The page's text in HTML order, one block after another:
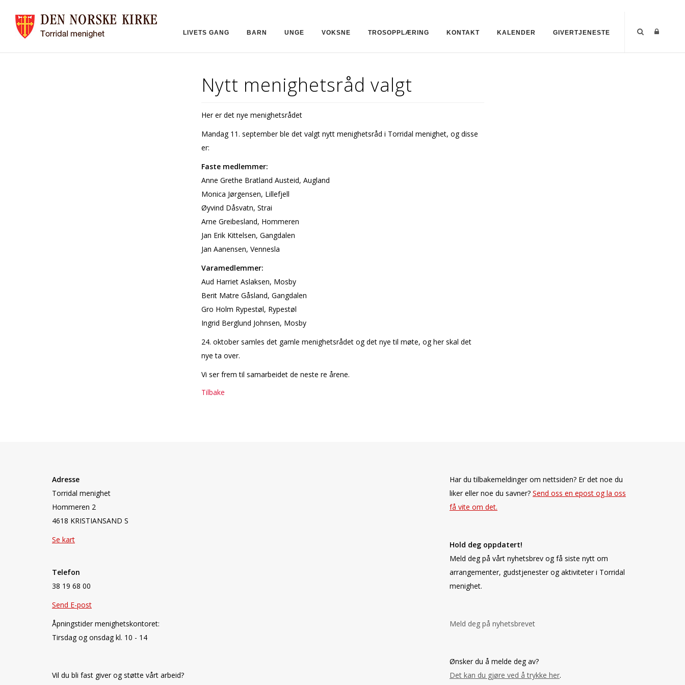
LIVETS GANG BARN UNGE VOKSNE TROSOPPLÆRING KONTAKT KALENDER GIVERTJENESTE
Nytt menighetsråd valgt
Her er det nye menighetsrådet
Mandag 11. september ble det valgt nytt menighetsråd i Torridal menighet, og disse
er:
Faste medlemmer:
Anne Grethe Bratland Austeid, Augland
Monica Jørgensen, Lillefjell
Øyvind Dåsvatn, Strai
Arne Greibesland, Hommeren
Jan Erik Kittelsen, Gangdalen
Jan Aanensen, Vennesla
Varamedlemmer:
Aud Harriet Aslaksen, Mosby
Berit Matre Gåsland, Gangdalen
Gro Holm Rypestøl, Rypestøl
Ingrid Berglund Johnsen, Mosby
24. oktober samles det gamle menighetsrådet og det nye til møte, og her skal det
nye ta over.
Vi ser frem til samarbeidet de neste fire årene.
Tilbake
Adresse
Torridal menighet
Hommeren 2
4618 KRISTIANSAND S
Se kart
Telefon
38 19 68 00
Send E-post
Åpningstider menighetskontoret:
Tirsdag og onsdag kl. 10 - 14
Vil du bli fast giver og støtte vårt arbeid?
Har du tilbakemeldinger om nettsiden? Er det noe du
liker eller noe du savner? Send oss en epost og la oss
få vite om det.
Hold deg oppdatert!
Meld deg på vårt nyhetsbrev og få siste nytt om
arrangementer, gudstjenester og aktiviteter i Torridal
menighet.
Meld deg på nyhetsbrevet
Ønsker du å melde deg av?
Det kan du gjøre ved å trykke her.